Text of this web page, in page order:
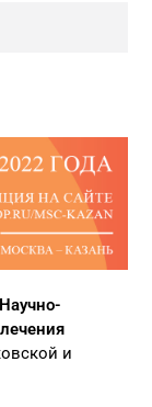
Научно-
и